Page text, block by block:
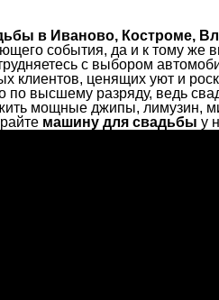
в Иваново, Костроме,
события, да и к тому же
с выбором
клиентов, ценящих уют и
по высшему разряду, ведь
мощные джипы, лимузин,
машину для свадьбы у